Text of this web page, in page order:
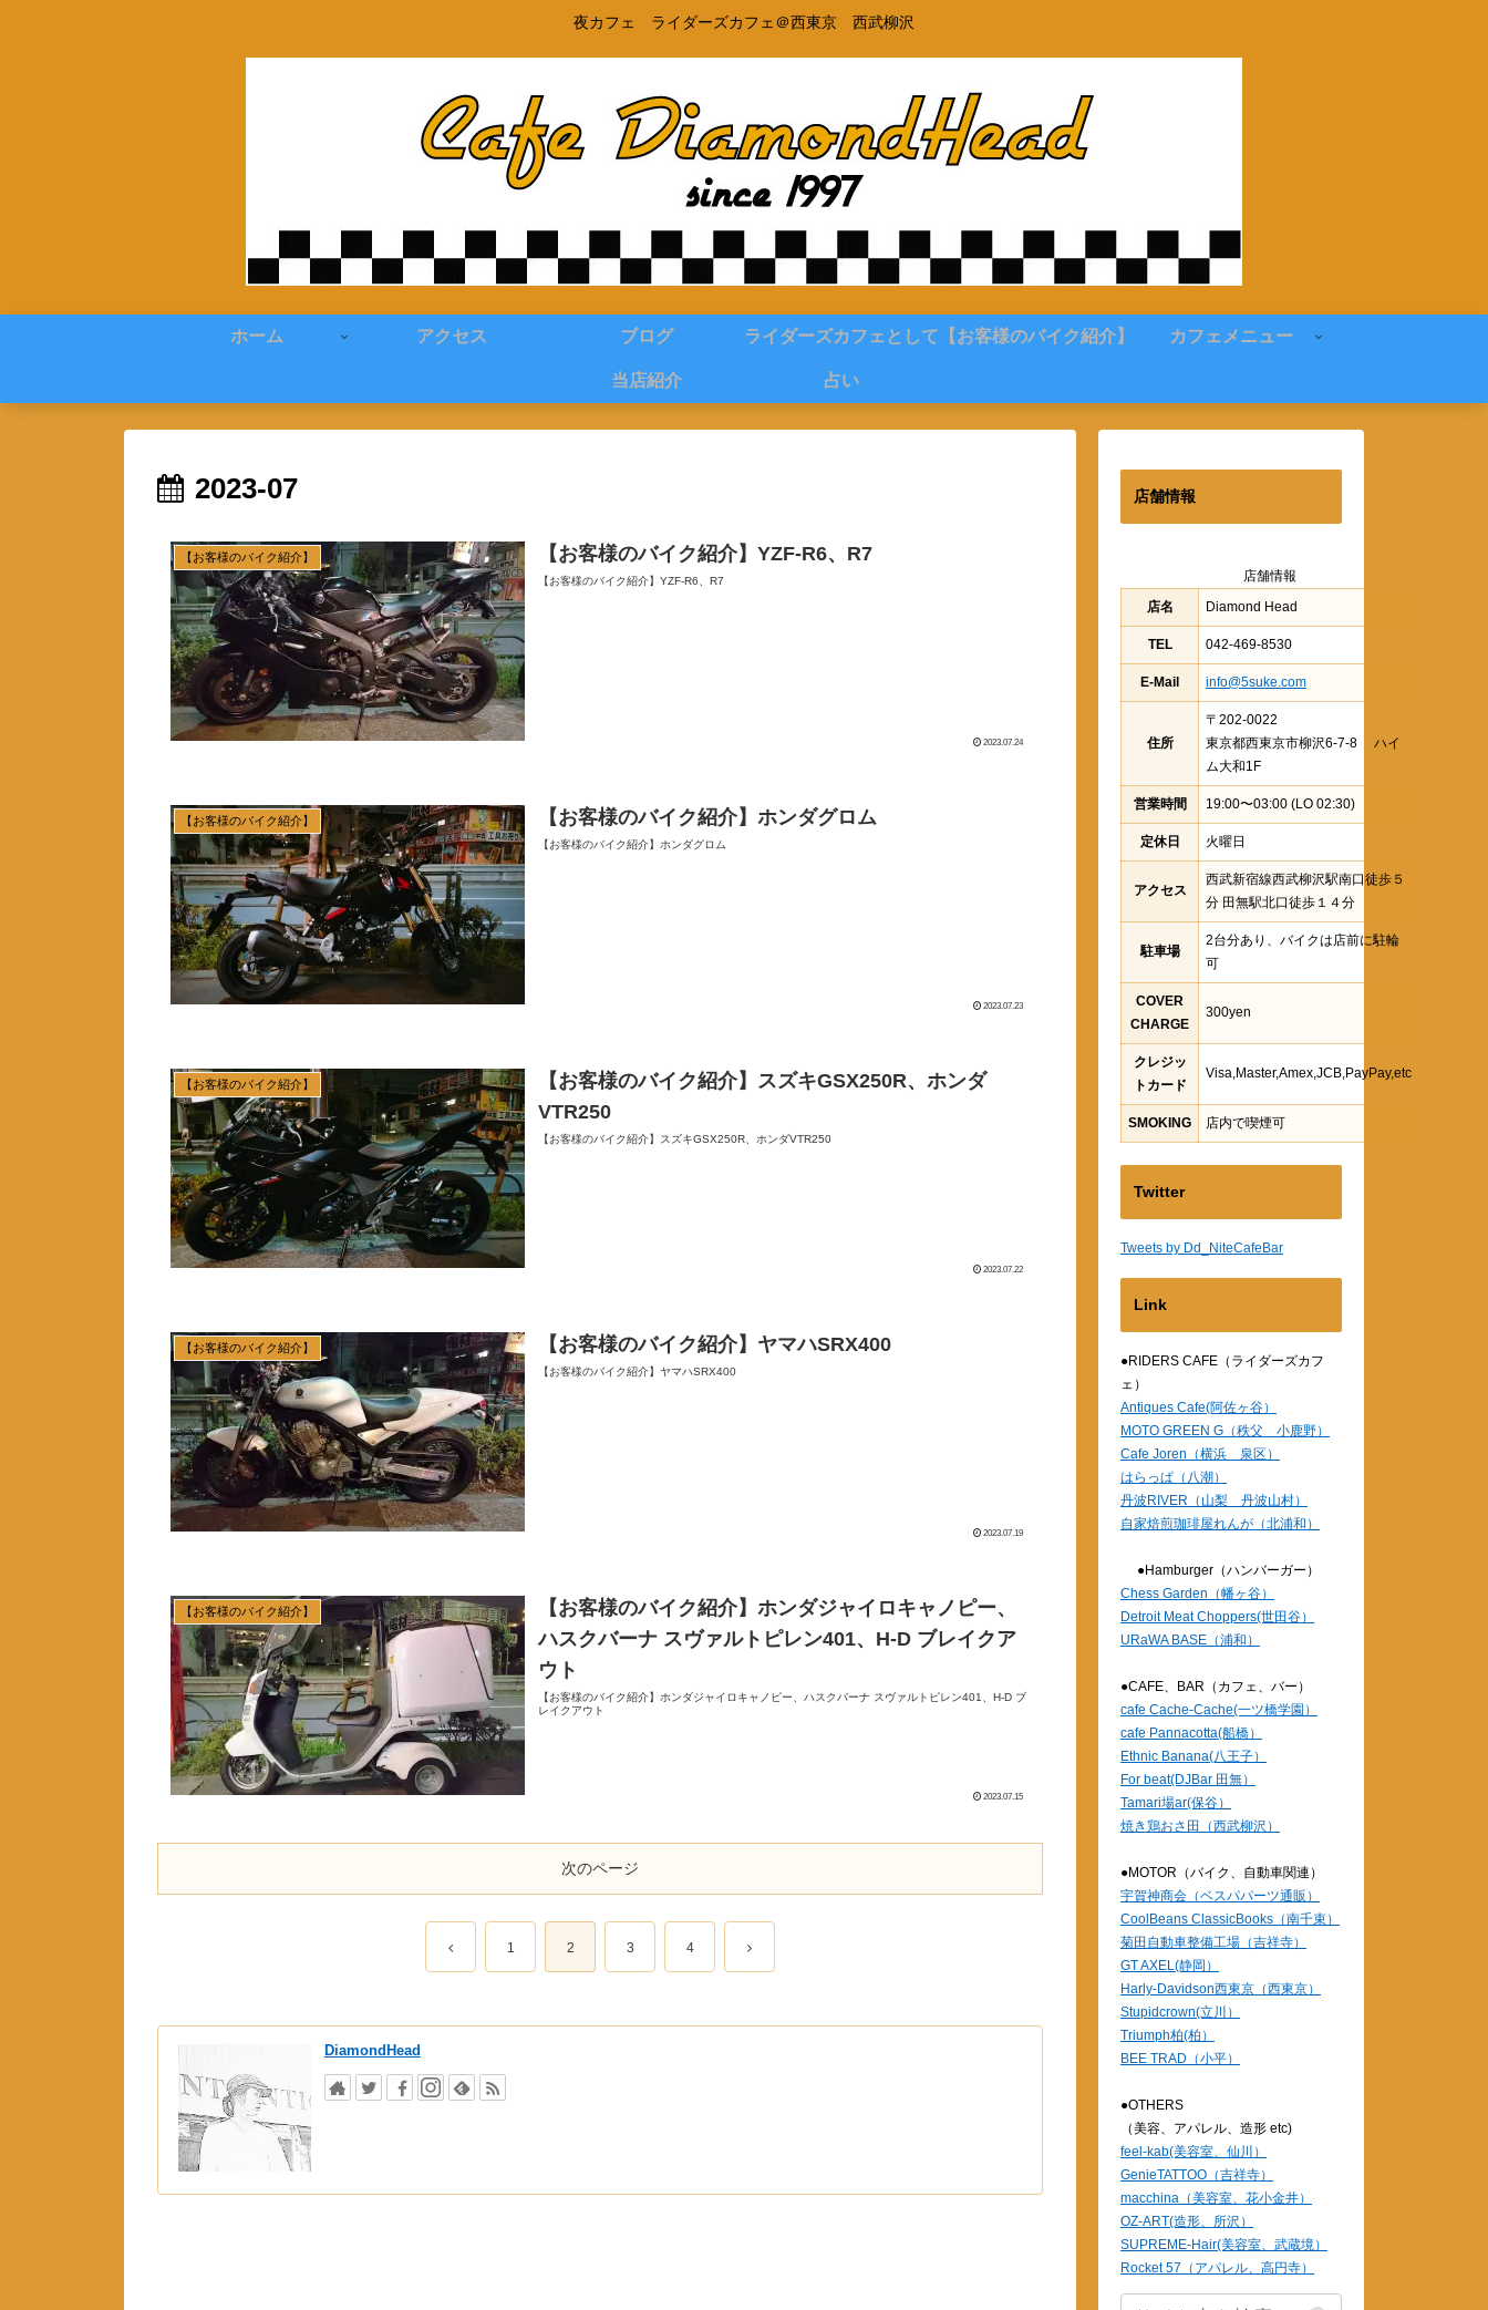
夜カフェ ライダーズカフェ＠西東京 西武柳沢
ホーム アクセス ブログ ライダーズカフェとして 【お客様のバイク紹介】 カフェメニュー
当店紹介 占い
2023-07
【お客様のバイク紹介】 【お客様のバイク紹介】YZF-R6、R7
【お客様のバイク紹介】YZF-R6、R7
2023.07.24
【お客様のバイク紹介】 【お客様のバイク紹介】ホンダグロム
【お客様のバイク紹介】ホンダグロム
2023.07.23
【お客様のバイク紹介】
【お客様のバイク紹介】スズキGSX250R、ホンダ
VTR250
【お客様のバイク紹介】スズキGSX250R、ホンダVTR250
2023.07.22
【お客様のバイク紹介】 【お客様のバイク紹介】ヤマハSRX400
【お客様のバイク紹介】ヤマハSRX400
2023.07.19
【お客様のバイク紹介】
【お客様のバイク紹介】ホンダジャイロキャノピー、
ハスクバーナ スヴァルトピレン401、H-D ブレイクア
ウト
【お客様のバイク紹介】ホンダジャイロキャノピー、ハスクバーナ スヴァルトピレン401、H-D ブ
レイクアウト
2023.07.15
次のページ
1 2 3 4
DiamondHead
店舗情報
店舗情報
店名
Diamond Head
TEL 042-469-8530
E-Mail info@5suke.com
住所
〒202-0022
東京都西東京市柳沢6-7-8 ハイ
ム大和1F
営業時間 19:00〜03:00 (LO 02:30)
定休日 火曜日
アクセス
西武新宿線西武柳沢駅南口徒歩５
分 田無駅北口徒歩１４分
駐車場
2台分あり、バイクは店前に駐輪
可
COVER
CHARGE
300yen
クレジッ
トカード
Visa,Master,Amex,JCB,PayPay,etc
SMOKING 店内で喫煙可
Twitter
Tweets by Dd_NiteCafeBar
Link
●RIDERS CAFE（ライダーズカフ
ェ）
Antiques Cafe(阿佐ヶ谷）
MOTO GREEN G（秩父 小鹿野）
Cafe Joren（横浜 泉区）
はらっぱ（八潮）
丹波RIVER（山梨 丹波山村）
自家焙煎珈琲屋れんが（北浦和）
●Hamburger（ハンバーガー）
Chess Garden（幡ヶ谷）
Detroit Meat Choppers(世田谷）
URaWA BASE（浦和）
●CAFE、BAR（カフェ、バー）
cafe Cache-Cache(一ツ橋学園）
cafe Pannacotta(船橋）
Ethnic Banana(八王子）
For beat(DJBar 田無）
Tamari場ar(保谷）
焼き鶏おさ田（西武柳沢）
●MOTOR（バイク、自動車関連）
宇賀神商会（ベスパパーツ通販）
CoolBeans ClassicBooks（南千束）
菊田自動車整備工場（吉祥寺）
GT AXEL(静岡）
Harly-Davidson西東京（西東京）
Stupidcrown(立川）
Triumph柏(柏）
BEE TRAD（小平）
●OTHERS
（美容、アパレル、造形 etc)
feel-kab(美容室、仙川）
GenieTATTOO（吉祥寺）
macchina（美容室、花小金井）
OZ-ART(造形、所沢）
SUPREME-Hair(美容室、武蔵境）
Rocket 57（アパレル、高円寺）